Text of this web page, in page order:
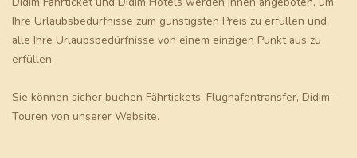
Ihre Urlaubsbedürfnisse zum günstigsten Preis zu erfüllen und
alle Ihre Urlaubsbedürfnisse von einem einzigen Punkt aus zu
erfüllen.
Sie können sicher buchen Fährtickets, Flughafentransfer, Didim-
Touren von unserer Website.